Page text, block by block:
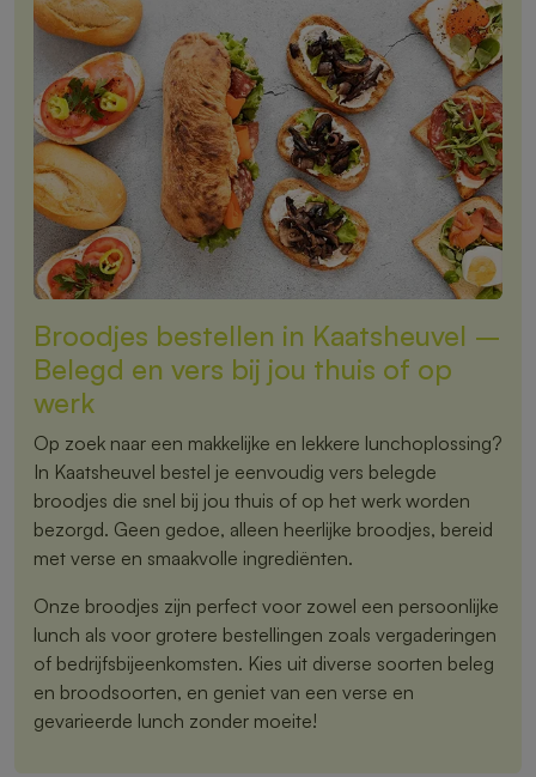
Broodjes bestellen in Kaatsheuvel –
Belegd en vers bij jou thuis of op
werk
Op zoek naar een makkelijke en lekkere lunchoplossing?
In Kaatsheuvel bestel je eenvoudig vers belegde
broodjes die snel bij jou thuis of op het werk worden
bezorgd. Geen gedoe, alleen heerlijke broodjes, bereid
met verse en smaakvolle ingrediënten.
Onze broodjes zijn perfect voor zowel een persoonlijke
lunch als voor grotere bestellingen zoals vergaderingen
of bedrijfsbijeenkomsten. Kies uit diverse soorten beleg
en broodsoorten, en geniet van een verse en
gevarieerde lunch zonder moeite!